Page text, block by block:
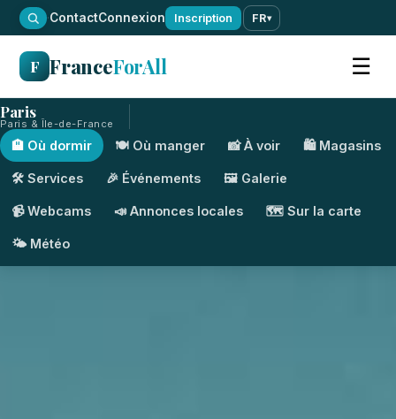
·ContactConnexion Inscription FR▾
F FranceForAll ☰
Paris
Paris & Île-de-France
🏨 Où dormir 🍽️ Où manger 📸 À voir 🛍️ Magasins
🛠️ Services 🎉 Événements 🖼️ Galerie
📹 Webcams 📣 Annonces locales 🗺️ Sur la carte
🌤️ Météo